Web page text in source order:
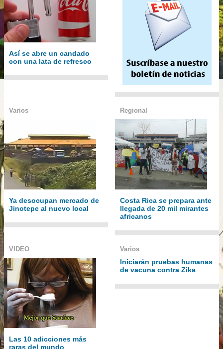
Así se abre un candado
con una lata de refresco
Varios
Ya desocupan mercado de
Jinotepe al nuevo local
Regional
Costa Rica se prepara ante
llegada de 20 mil mirantes
africanos
VIDEO
Las 10 adicciones más
raras del mundo
Varios
Iniciarán pruebas humanas
de vacuna contra Zika